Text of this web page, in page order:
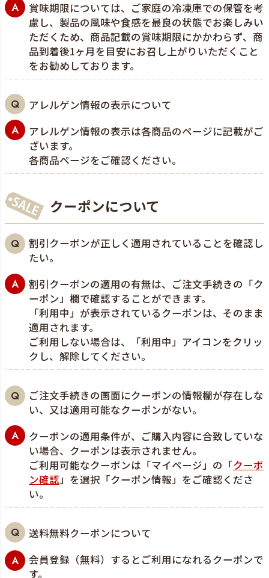
賞味期限については、ご家庭の冷凍庫での保管を考
慮し、製品の風味や食感を最良の状態でお楽しみい
ただくため、商品記載の賞味期限にかかわらず、商
品到着後1ヶ月を目安にお召し上がりいただくこと
をお勧めしております。
アレルゲン情報の表示について
アレルゲン情報の表示は各商品のページに記載がご
ざいます。
各商品ページをご確認ください。
クーポンについて
割引クーポンが正しく適用されていることを確認し
たい。
割引クーポンの適用の有無は、ご注文手続きの「ク
ーポン」欄で確認することができます。
「利用中」が表示されているクーポンは、そのまま
適用されます。
ご利用しない場合は、「利用中」アイコンをクリッ
クし、解除してください。
ご注文手続きの画面にクーポンの情報欄が存在しな
い、又は適用可能なクーポンがない。
クーポンの適用条件が、ご購入内容に合致していな
い場合、クーポンは表示されません。
ご利用可能なクーポンは「マイページ」の「クーポ
ン確認」を選択「クーポン情報」をご確認くださ
い。
送料無料クーポンについて
会員登録（無料）するとご利用になれるクーポンで
す。